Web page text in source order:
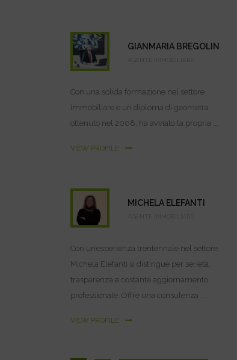
GIANMARIA BREGOLIN
Con una solida formazione nel settore
immobiliare e un diploma di geometra
ottenuto nel 2008, ha avviato la propria ...
VIEW PROFILE
MICHELA ELEFANTI
Con un’esperienza trentennale nel settore,
Michela Elefanti si distingue per serietà,
trasparenza e costante aggiornamento
professionale. Offre una consulenza ...
VIEW PROFILE